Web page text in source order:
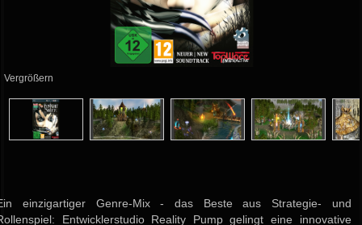
Vergrößern
einzigartiger Genre-Mix - das Beste aus Strategie- und
Entwicklerstudio Reality Pump gelingt eine innovative